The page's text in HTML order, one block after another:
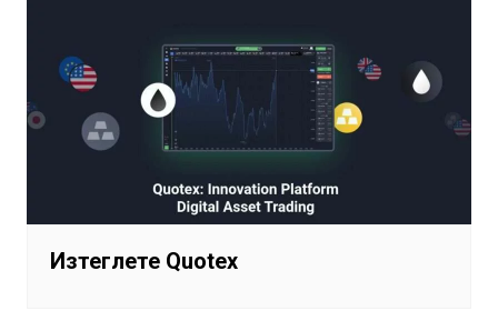
Изтеглете Quotex